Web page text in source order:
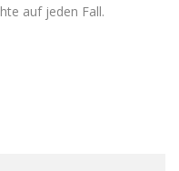
auf jeden Fall.